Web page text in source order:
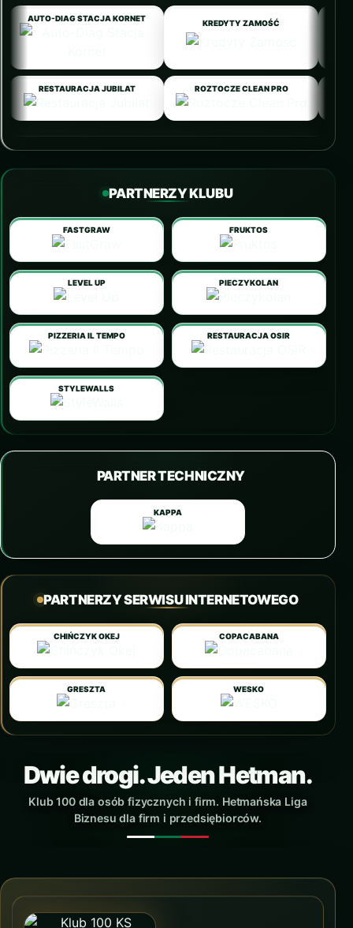
AUTO-DIAG STACJA KORNET KREDYTY ZAMOŚĆ
RESTAURACJA JUBILAT ROZTOCZE CLEAN PRO
PARTNERZY KLUBU
FASTGRAW FRUKTOS
LEVEL UP PIECZYKOLAN
PIZZERIA IL TEMPO RESTAURACJA OSIR
STYLEWALLS
PARTNER TECHNICZNY
KAPPA
PARTNERZY SERWISU INTERNETOWEGO
CHIŃCZYK OKEJ COPACABANA
GRESZTA WESKO
Dwie drogi. Jeden Hetman.
Klub 100 dla osób fizycznych i firm. Hetmańska Liga
Biznesu dla firm i przedsiębiorców.